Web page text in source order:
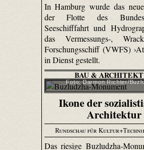
In Hamburg wurde das
der Flotte des
Seeschifffahrt und
das Vermessungs-,
Forschungsschiff (VWFS)
in Dienst gestellt.
BAU &
Foto: Darmon Richter/
Ikone der
Architektur
Rundschau für
Das riesige Buzludzha-